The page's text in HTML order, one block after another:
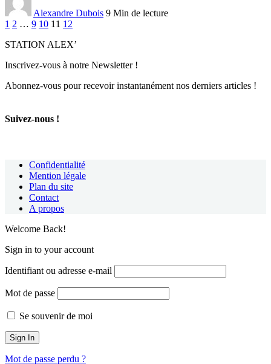
Alexandre Dubois 9 Min de lecture
1 2 … 9 10 11 12
STATION ALEX’
Inscrivez-vous à notre Newsletter !
Abonnez-vous pour recevoir instantanément nos derniers articles !
Suivez-nous !
Confidentialité
Mention légale
Plan du site
Contact
A propos
Welcome Back!
Sign in to your account
Identifiant ou adresse e-mail
Mot de passe
Se souvenir de moi
Mot de passe perdu ?